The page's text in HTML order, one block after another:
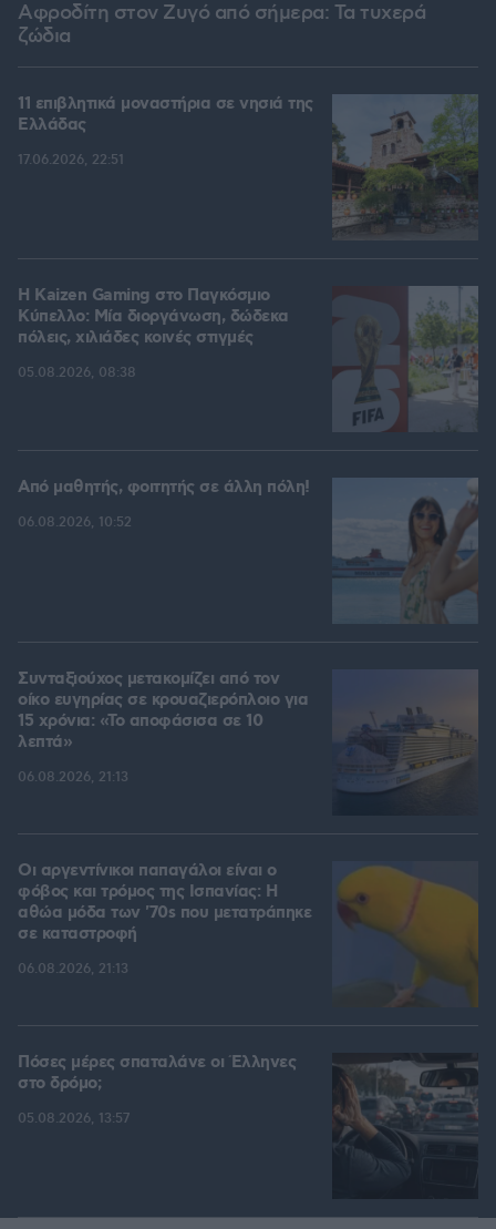
Αφροδίτη στον Ζυγό από σήμερα: Τα τυχερά
ζώδια
11 επιβλητικά μοναστήρια σε νησιά της
Ελλάδας
17.06.2026, 22:51
H Kaizen Gaming στο Παγκόσμιο
Kύπελλο: Μία διοργάνωση, δώδεκα
πόλεις, χιλιάδες κοινές στιγμές
05.08.2026, 08:38
Από μαθητής, φοιτητής σε άλλη πόλη!
06.08.2026, 10:52
Συνταξιούχος μετακομίζει από τον
οίκο ευγηρίας σε κρουαζιερόπλοιο για
15 χρόνια: «Το αποφάσισα σε 10
λεπτά»
06.08.2026, 21:13
Οι αργεντίνικοι παπαγάλοι είναι ο
φόβος και τρόμος της Ισπανίας: Η
αθώα μόδα των '70s που μετατράπηκε
σε καταστροφή
06.08.2026, 21:13
Πόσες μέρες σπαταλάνε οι Έλληνες
στο δρόμο;
05.08.2026, 13:57